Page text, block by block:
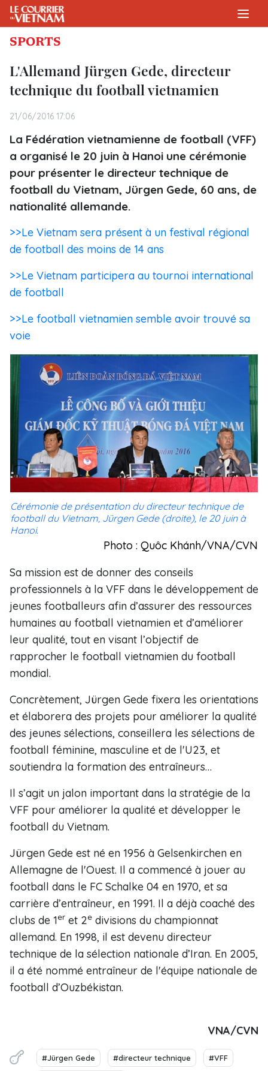
SPORTS
L'Allemand Jürgen Gede, directeur
technique du football vietnamien
21/06/2016 17:06
La Fédération vietnamienne de football (VFF)
a organisé le 20 juin à Hanoi une cérémonie
pour présenter le directeur technique de
football du Vietnam, Jürgen Gede, 60 ans, de
nationalité allemande.
>>Le Vietnam sera présent à un festival régional
de football des moins de 14 ans
>>Le Vietnam participera au tournoi international
de football
>>Le football vietnamien semble avoir trouvé sa
voie
Cérémonie ​de présentation du directeur technique de
football du Vietnam, Jürgen Gede(droite), le 20 juin à
Hanoi.
Photo : Quôc Khánh/VNA/CVN
Sa mission est de donner des conseils
professionnels à la VFF dans le développement de
jeunes footballeurs afin d’assurer des ressources
humaines au football vietnamien et d’améliorer
leur qualité, tout en visant l’objectif de
rapprocher le football vietnamien du football
mondial.
Concrètement, Jürgen Gede fixera les orientations
et élaborera des projets pour améliorer la qualité
des jeunes sélections, conseillera les sélections de
football féminine, masculine et de l'U23, et
soutiendra la formation des entraîneurs…
Il s’agit un jalon important dans la stratégie de la
VFF pour améliorer la qualité et développer le
football du Vietnam.
Jürgen Gede est né en 1956 à Gelsenkirchen en
Allemagne de l'Ouest. Il a commencé à jouer au
football dans le FC Schalke 04 en 1970, et sa
carrière d’entraîneur, en 1991. Il a déjà coaché des
clubs de 1er et 2e divisions du championnat
allemand. En 1998, il est devenu directeur
technique de la sélection nationale d’Iran. En 2005,
il a été nommé entraîneur de l'équipe nationale de
football d’Ouzbékistan.
VNA/CVN
#Jürgen Gede #directeur technique #VFF